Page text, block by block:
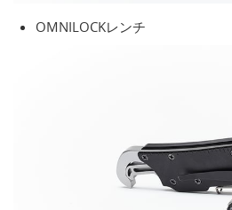
OMNILOCKレンチ